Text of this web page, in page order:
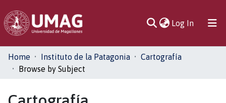
Log In(current)
Communities
& Collections
Home Instituto de la Patagonia
Cartografía
Browse by Subject